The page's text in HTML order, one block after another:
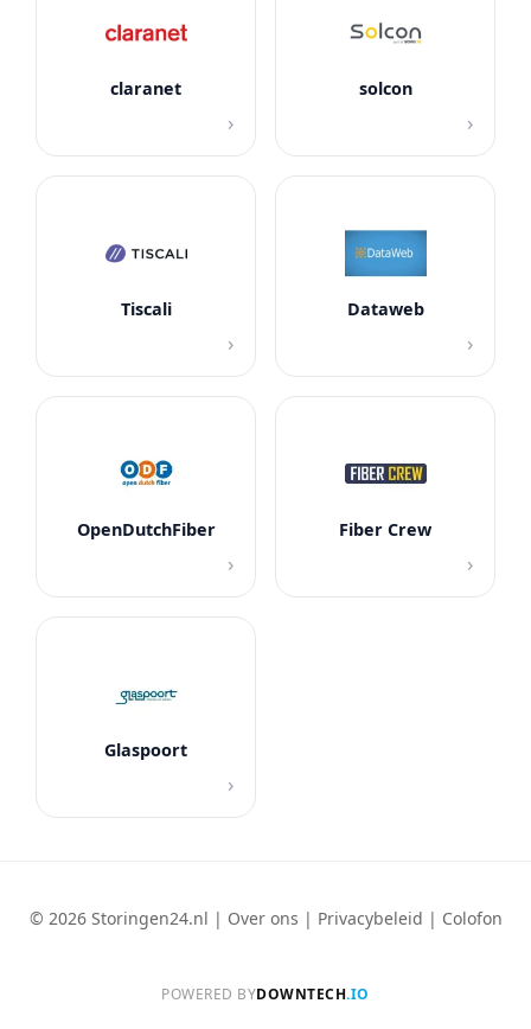
claranet
›
solcon
›
Tiscali
›
Dataweb
›
OpenDutchFiber
›
Fiber Crew
›
Glaspoort
›
© 2026 Storingen24.nl | Over ons | Privacybeleid | Colofon
POWERED BYDOWNTECH.IO